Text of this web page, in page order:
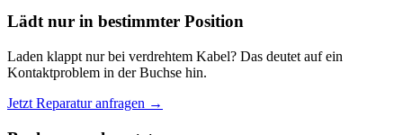
Lädt nur in bestimmter Position
Laden klappt nur bei verdrehtem Kabel? Das deutet auf ein
Kontaktproblem in der Buchse hin.
Jetzt Reparatur anfragen →